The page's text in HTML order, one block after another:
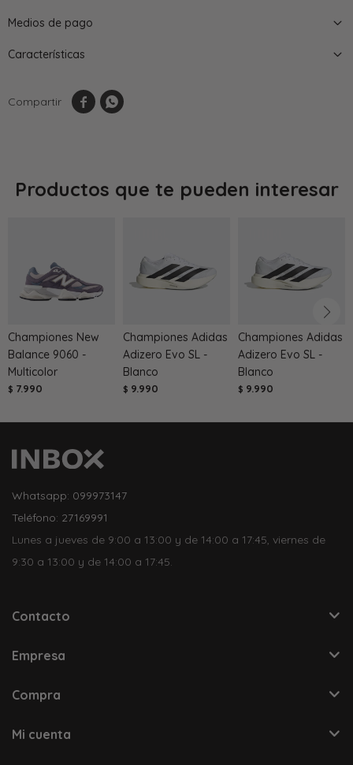
Medios de pago
Características
 
Productos que te pueden interesar
Championes New
Balance 9060 -
Multicolor
$ 7.990
Championes Adidas
Adizero Evo SL -
Blanco
$ 9.990
Championes Adidas
Adizero Evo SL -
Blanco
$ 9.990
Whatsapp: 099973147
Teléfono: 27169991
Lunes a jueves de 9:00 a 13:00 y de 14:00 a 17:45, viernes de
9:30 a 13:00 y de 14:00 a 17:45.
Contacto
Empresa
Compra
Mi cuenta